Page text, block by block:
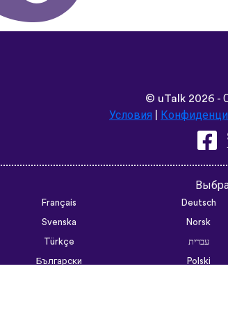
Условия|
Deutsch
Svenska Norsk
Türkçe עברית
Български Polski
Tiếng Việt 한국어